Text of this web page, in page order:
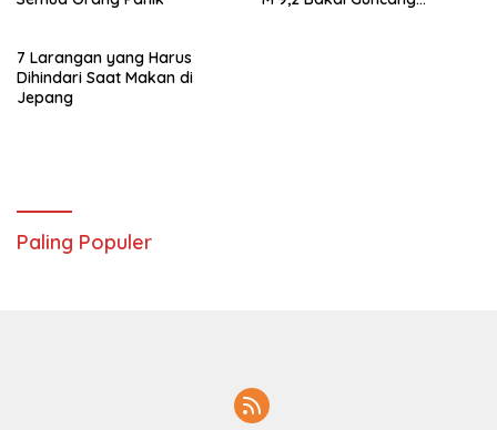
7 Larangan yang Harus
Dihindari Saat Makan di
Jepang
Paling Populer